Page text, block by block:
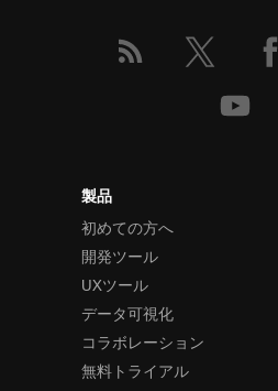
製品
初めての方へ
開発ツール
UXツール
データ可視化
コラボレーション
無料トライアル